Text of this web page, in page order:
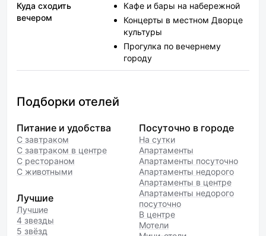
Куда сходить
вечером
Кафе и бары на набережной
Концерты в местном Дворце
культуры
Прогулка по вечернему
городу
Подборки отелей
Питание и удобства
С завтраком
С завтраком в центре
С рестораном
С животными
Лучшие
Лучшие
4 звезды
5 звёзд
Посуточно в городе
На сутки
Апартаменты
Апартаменты посуточно
Апартаменты недорого
Апартаменты в центре
Апартаменты недорого
посуточно
В центре
Мотели